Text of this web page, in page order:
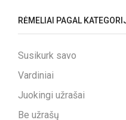
RĖMELIAI PAGAL
Susikurk savo
Vardiniai
Juokingi užrašai
Be užrašų